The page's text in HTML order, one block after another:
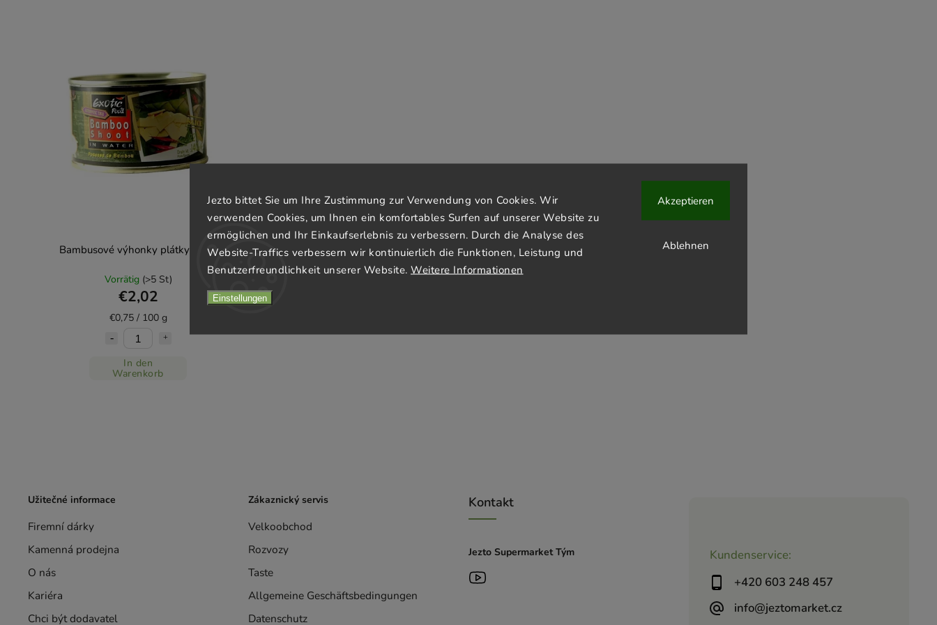
Jezto bittet Sie um Ihre Zustimmung zur Verwendung von Cookies. Wir
verwenden Cookies, um Ihnen ein komfortables Surfen auf unserer Website zu
ermöglichen und Ihr Einkaufserlebnis zu verbessern. Durch die Analyse des
Website-Traffics verbessern wir kontinuierlich die Funktionen, Leistung und
Benutzerfreundlichkeit unserer Website. Weitere Informationen
Einstellungen
Ablehnen
Akzeptieren
Bambusové výhonky plátky 227g
Vorrätig (>5 St)
€2,02
€0,75 / 100 g
In den
Warenkorb
Kundenservice:
+420 603 248 457
info@jeztomarket.cz
Užitečné informace
Firemní dárky
Kamenná prodejna
O nás
Kariéra
Chci být dodavatel
Zákaznický servis
Velkoobchod
Rozvozy
Taste
Allgemeine Geschäftsbedingungen
Datenschutz
Kontakt
Jezto Supermarket Tým